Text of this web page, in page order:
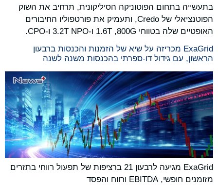
בתעשייה בתחום הפוטוניקה הסיליקונית, תרחיב את השוק
הפוטנציאלי של Credo, ותעמיק את פורטפוליו החיבורים
האופטיים שלה בטווחי 800G, ‏1.6T ו-3.2T NPO ו-CPO.
ExaGrid מכריזה על שיא של הזמנות והכנסות ברבעון
הראשון, עם גידול דו-ספרתי בהכנסות משנה לשנה
ExaGrid מגיעה לרבעון 21 ברציפות של תפעול רווחי בתזרים
מזומנים חופשי, EBITDA ורווח והפסד